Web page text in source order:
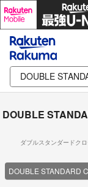
DOUBLE
ダブルスタンダードク
DOUBLE STANDARD